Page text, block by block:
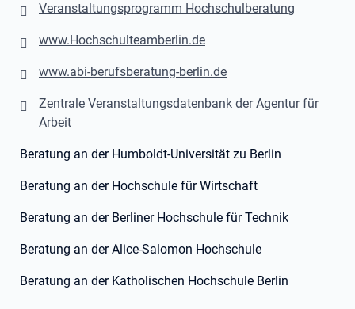
Veranstaltungsprogramm Hochschulberatung
www.Hochschulteamberlin.de
www.abi-berufsberatung-berlin.de
Zentrale Veranstaltungsdatenbank der Agentur für
Arbeit
Beratung an der Humboldt-Universität zu Berlin
Beratung an der Hochschule für Wirtschaft
Beratung an der Berliner Hochschule für Technik
Beratung an der Alice-Salomon Hochschule
Beratung an der Katholischen Hochschule Berlin